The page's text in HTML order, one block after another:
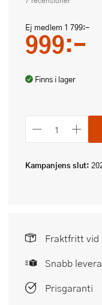
Ej medlem 1 799:-
999:-
Finns i lager
Kampanjens slut:
Fraktfritt vid
Snabb
Prisgaranti